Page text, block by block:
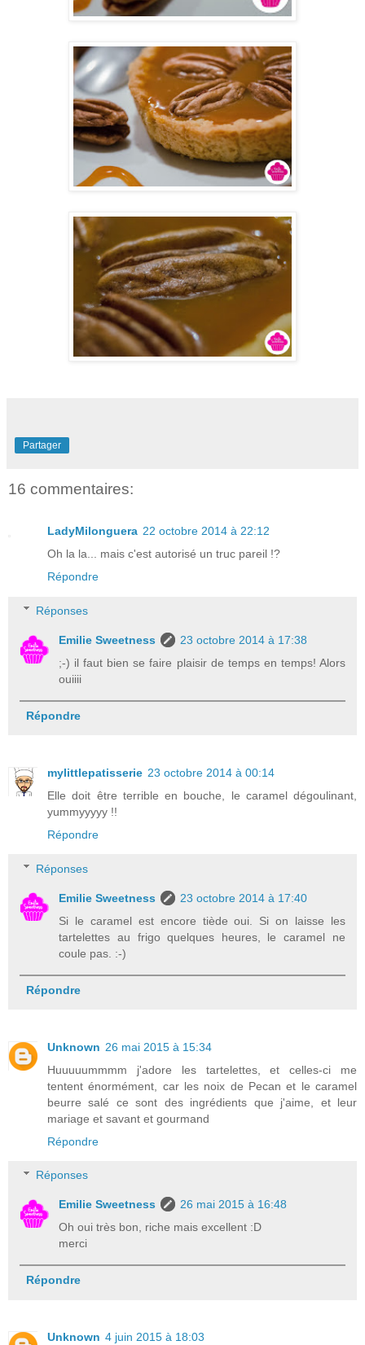
Partager
16 commentaires:
LadyMilonguera 22 octobre 2014 à 22:12
Oh la la... mais c'est autorisé un truc pareil !?
Répondre
Réponses
Emilie Sweetness
23 octobre 2014 à 17:38
;-) il faut bien se faire plaisir de temps en temps! Alors
ouiiii
Répondre
mylittlepatisserie 23 octobre 2014 à 00:14
Elle doit être terrible en bouche, le caramel dégoulinant,
yummyyyyy !!
Répondre
Réponses
Emilie Sweetness
23 octobre 2014 à 17:40
Si le caramel est encore tiède oui. Si on laisse les
tartelettes au frigo quelques heures, le caramel ne
coule pas. :-)
Répondre
Unknown 26 mai 2015 à 15:34
Huuuuummmm j'adore les tartelettes, et celles-ci me
tentent énormément, car les noix de Pecan et le caramel
beurre salé ce sont des ingrédients que j'aime, et leur
mariage et savant et gourmand
Répondre
Réponses
Emilie Sweetness
26 mai 2015 à 16:48
Oh oui très bon, riche mais excellent :D
merci
Répondre
Unknown 4 juin 2015 à 18:03